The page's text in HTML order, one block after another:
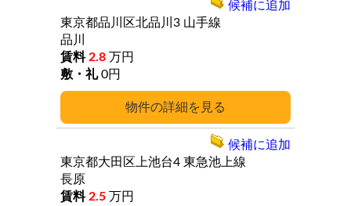
詳細
東京都品川区北品川3 山手線
品川
2.8 万円
0円
候補に追加
東京都大田区上池台4 東急池上線
長原
2.5 万円
候補に追加